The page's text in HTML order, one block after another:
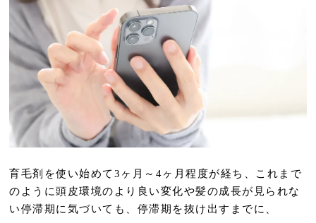
育毛剤を使い始めて3ヶ月～4ヶ月程度が経ち、これまで
のように頭皮環境のより良い変化や髪の成長が見られな
い停滞期に気づいても、停滞期を抜け出すまでに、